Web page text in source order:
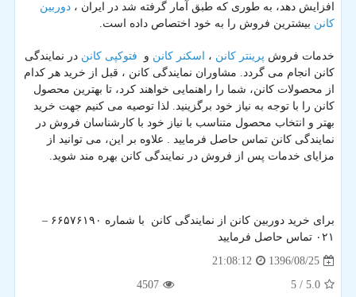
افزایش دهد، به طوری که طبق آمار گرفته شد در ایران ، دوربین
کانن بیشترین فروش را به خود اختصاص داده است.
خدمات فروش پرینتر کانن ، اسکنر کانن و فتوکپی کانن در نمایندگی
کانن انجام می گردد. مشاوران نمایندگی کانن ، قبل از خرید هر کدام
از محصولات کانن، شما را راهنمایی خواهند کرد، تا بهترین محصول
کانن را با توجه به نیاز خود برگزینید. لذا توصیه می کنیم جهت خرید
بهتر و انتخاب محصول متناسب با نیاز خود با کارشناسان فروش در
نمایندگی کانن تماس حاصل فرمایید . علاوه بر این، می توانید از
مزایای خدمات پس از فروش در نمایندگی کانن بهره مند شوید.
برای خرید دوربین کانن از نمایندگی کانن با شماره ۶۶۵۷۶۱۹۰ –
۰۲۱ تماس حاصل فرمایید
1396/08/25
21:08:12
5.0
/ 5
4507